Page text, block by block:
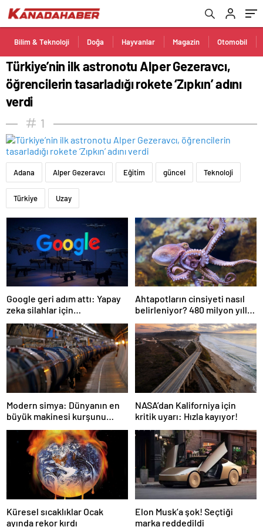
Bilim & Teknoloji Doğa Hayvanlar Magazin Otomobil
Türkiye’nin ilk astronotu Alper Gezeravcı,
öğrencilerin tasarladığı rokete ‘Zıpkın’ adını
verdi
1
Adana Alper Gezeravcı Eğitim güncel Teknoloji
Türkiye Uzay
Google geri adım attı: Yapay
zeka silahlar için
kullanılabilecek
Ahtapotların cinsiyeti nasıl
belirleniyor? 480 milyon yıllık
gizem çözüldü
Modern simya: Dünyanın en
büyük makinesi kurşunu
altına dönüştürdü
NASA’dan Kaliforniya için
kritik uyarı: Hızla kayıyor!
Küresel sıcaklıklar Ocak
ayında rekor kırdı
Elon Musk’a şok! Seçtiği
marka reddedildi